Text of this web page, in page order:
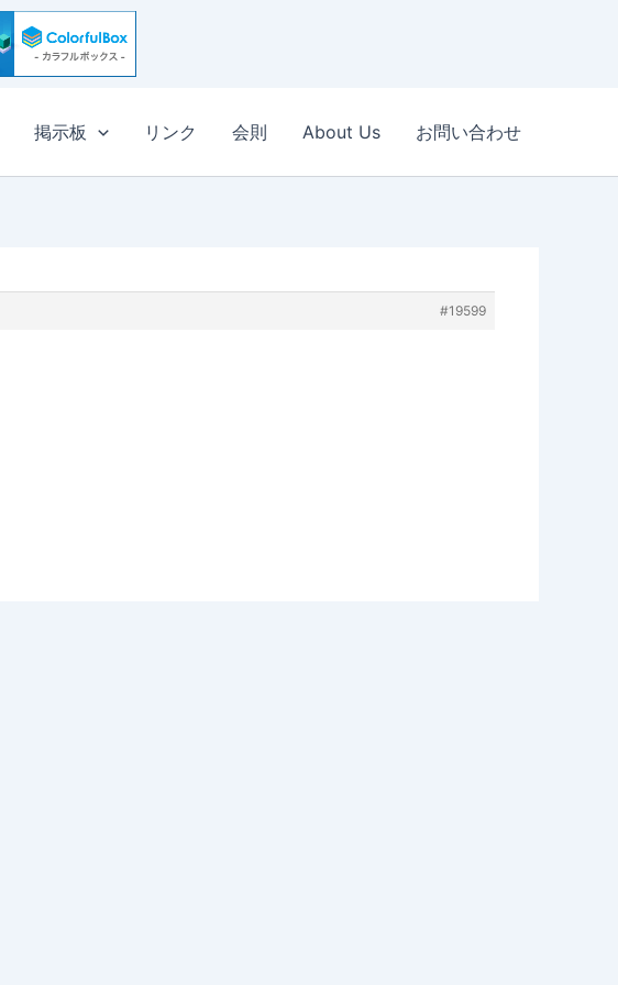
掲示板 リンク 会則 About Us お問い合わせ
#19599